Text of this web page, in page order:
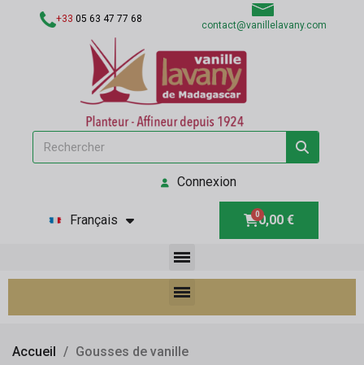
+33 05 63 47 77 68
contact@vanillelavany.com
Connexion
Français 0,00 €
Accueil Gousses de vanille